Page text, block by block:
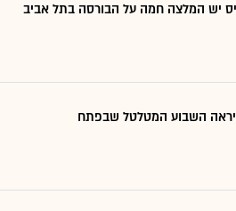
יש המלצה חמה על הבורסה בתל אביב
ייראה השבוע המטלטל שבפתח